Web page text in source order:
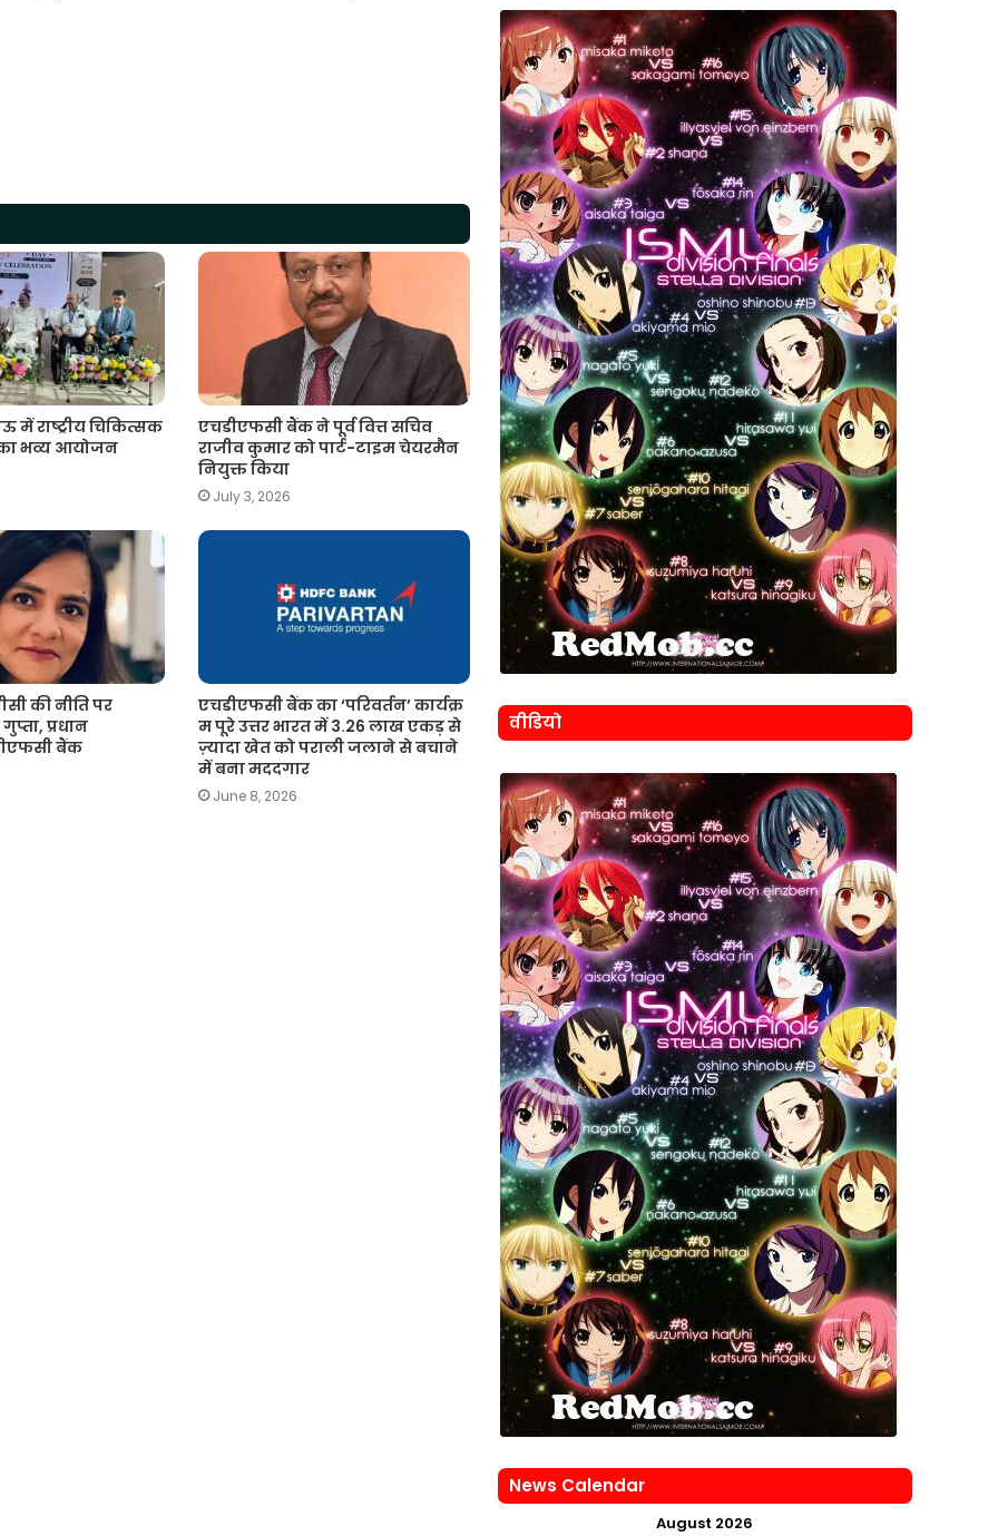
राष्ट्रीय चिकित्सक
भव्य आयोजन
एचडीएफसी बैंक ने पूर्व वित्त सचिव
राजीव कुमार को पार्ट-टाइम चेयरमैन
नियुक्त किया
July 3, 2026
की नीति पर
प्रधान
बैंक
एचडीएफसी बैंक का ‘परिवर्तन’ कार्यक्र
म पूरे उत्तर भारत में 3.26 लाख एकड़ से
ज़्यादा खेत को पराली जलाने से बचाने
में बना मददगार
June 8, 2026
वीडियो
News Calendar
August 2026